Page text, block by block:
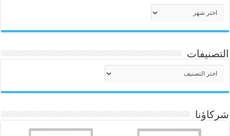
التصنيفات
شركاؤنا